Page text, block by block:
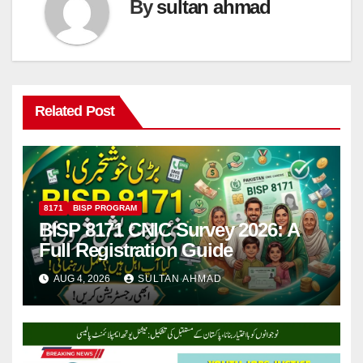
Bysultan ahmad
Related Post
8171 BISP PROGRAM
BISP 8171 CNIC Survey 2026: A
Full Registration Guide
AUG 4, 2026 SULTAN AHMAD